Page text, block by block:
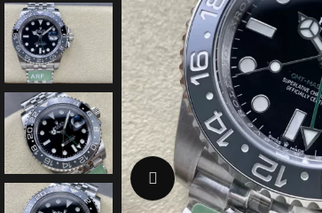
クリックで拡大